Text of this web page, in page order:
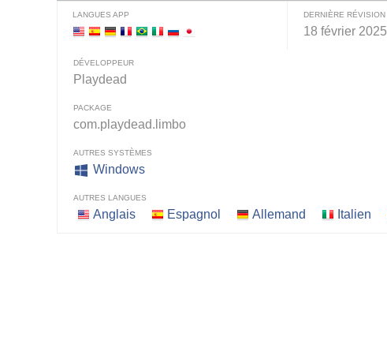
LANGUES APP DERNIÈRE RÉVISION
18 février 2025
DÉVELOPPEUR
Playdead
PACKAGE
com.playdead.limbo
AUTRES SYSTÈMES
Windows
AUTRES LANGUES
Anglais Espagnol Allemand Italien